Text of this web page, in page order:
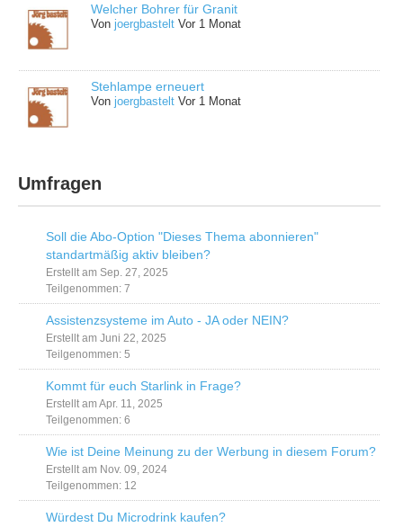
Welcher Bohrer für Granit
Vonjoergbastelt Vor 1 Monat
Stehlampe erneuert
Vonjoergbastelt Vor 1 Monat
Umfragen
Soll die Abo-Option "Dieses Thema abonnieren"
standartmäßig aktiv bleiben?
Erstellt am Sep. 27, 2025
Teilgenommen: 7
Assistenzsysteme im Auto - JA oder NEIN?
Erstellt am Juni 22, 2025
Teilgenommen: 5
Kommt für euch Starlink in Frage?
Erstellt am Apr. 11, 2025
Teilgenommen: 6
Wie ist Deine Meinung zu der Werbung in diesem Forum?
Erstellt am Nov. 09, 2024
Teilgenommen: 12
Würdest Du Microdrink kaufen?